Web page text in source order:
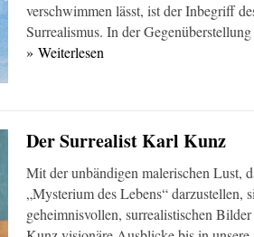
verschwimmen lässt, ist der Inbegriff
Surrealismus. In der
» Weiterlesen
Der Surrealist Karl Kunz
Mit der unbändigen malerischen Lust,
„Mysterium des Lebens“ darzustellen,
geheimnisvollen, surrealistischen